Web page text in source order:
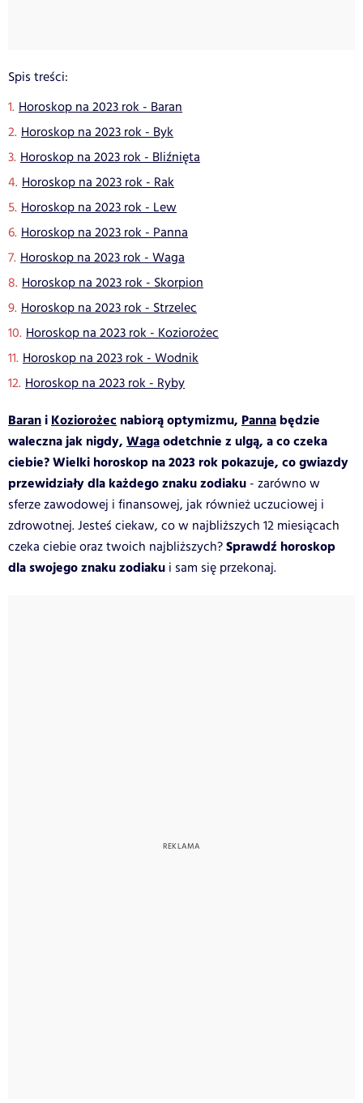
Spis treści:
Horoskop na 2023 rok - Baran
Horoskop na 2023 rok - Byk
Horoskop na 2023 rok - Bliźnięta
Horoskop na 2023 rok - Rak
Horoskop na 2023 rok - Lew
Horoskop na 2023 rok - Panna
Horoskop na 2023 rok - Waga
Horoskop na 2023 rok - Skorpion
Horoskop na 2023 rok - Strzelec
Horoskop na 2023 rok - Koziorożec
Horoskop na 2023 rok - Wodnik
Horoskop na 2023 rok - Ryby
Baran iKoziorożec nabiorą optymizmu, Panna będzie
waleczna jak nigdy, Wagaodetchnie z ulgą, a co czeka
ciebie? Wielki horoskop na 2023 rok pokazuje, co gwiazdy
przewidziały dla każdego znaku zodiaku - zarówno w
sferze zawodowej i finansowej, jak również uczuciowej i
zdrowotnej. Jesteś ciekaw, co w najbliższych 12 miesiącach
czeka ciebie oraz twoich najbliższych?Sprawdź horoskop
dla swojego znaku zodiaku i sam się przekonaj.